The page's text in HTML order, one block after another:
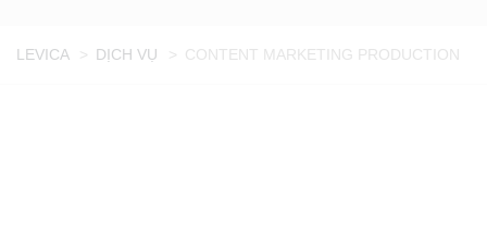
LEVICA > DỊCH VỤ > CONTENT MARKETING PRODUCTION